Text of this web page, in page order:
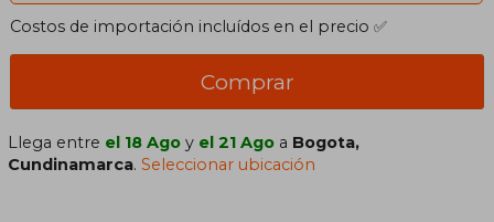
Costos de importación incluídos en el precio ✅
Comprar
Llega entre el 18 Ago y el 21 Ago a Bogota,
Cundinamarca.Seleccionar ubicación